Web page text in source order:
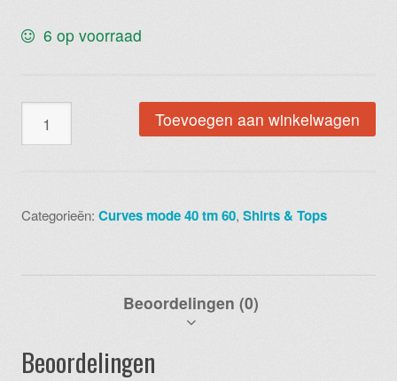
6 op voorraad
bloem
1572
Toevoegen aan winkelwagen
Categorieën:Curves mode 40 tm 60,Shirts & Tops
Beoordelingen (0)
Beoordelingen